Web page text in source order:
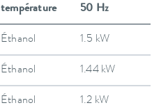
température
50 Hz
Éthanol 1.5 kW
Éthanol 1.44 kW
Éthanol 1.2 kW